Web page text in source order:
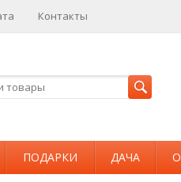
Контакты
ПОДАРКИ ДАЧА